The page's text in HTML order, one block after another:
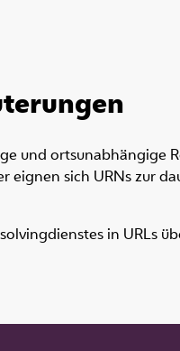
und ortsunabhängige
eignen sich URNs zur
in URLs